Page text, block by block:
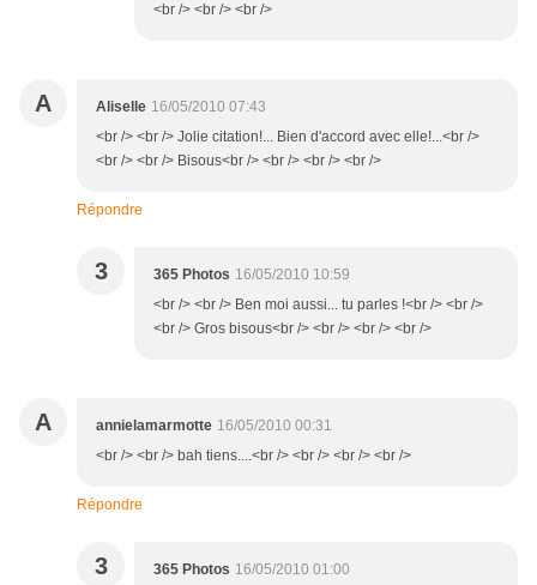
<br /> <br /> <br />
A Aliselle 16/05/2010 07:43
<br /> <br /> Jolie citation!... Bien d'accord avec elle!...<br />
<br /> <br /> Bisous<br /> <br /> <br /> <br />
Répondre
3 365 Photos 16/05/2010 10:59
<br /> <br /> Ben moi aussi... tu parles !<br /> <br />
<br /> Gros bisous<br /> <br /> <br /> <br />
A annielamarmotte 16/05/2010 00:31
<br /> <br /> bah tiens....<br /> <br /> <br /> <br />
Répondre
3 365 Photos 16/05/2010 01:00